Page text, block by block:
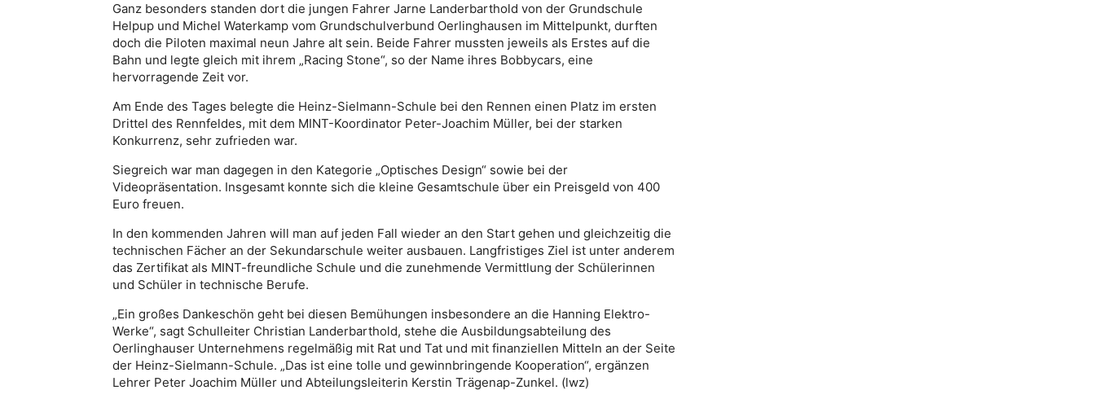
Ganz besonders standen dort die jungen Fahrer Jarne Landerbarthold von der Grundschule
Helpup und Michel Waterkamp vom Grundschulverbund Oerlinghausen im Mittelpunkt, durften
doch die Piloten maximal neun Jahre alt sein. Beide Fahrer mussten jeweils als Erstes auf die
Bahn und legte gleich mit ihrem „Racing Stone“, so der Name ihres Bobbycars, eine
hervorragende Zeit vor.
Am Ende des Tages belegte die Heinz-Sielmann-Schule bei den Rennen einen Platz im ersten
Drittel des Rennfeldes, mit dem MINT-Koordinator Peter-Joachim Müller, bei der starken
Konkurrenz, sehr zufrieden war.
Siegreich war man dagegen in den Kategorie „Optisches Design“ sowie bei der
Videopräsentation. Insgesamt konnte sich die kleine Gesamtschule über ein Preisgeld von 400
Euro freuen.
In den kommenden Jahren will man auf jeden Fall wieder an den Start gehen und gleichzeitig die
technischen Fächer an der Sekundarschule weiter ausbauen. Langfristiges Ziel ist unter anderem
das Zertifikat als MINT-freundliche Schule und die zunehmende Vermittlung der Schülerinnen
und Schüler in technische Berufe.
„Ein großes Dankeschön geht bei diesen Bemühungen insbesondere an die Hanning Elektro-
Werke“, sagt Schulleiter Christian Landerbarthold, stehe die Ausbildungsabteilung des
Oerlinghauser Unternehmens regelmäßig mit Rat und Tat und mit finanziellen Mitteln an der Seite
der Heinz-Sielmann-Schule. „Das ist eine tolle und gewinnbringende Kooperation“, ergänzen
Lehrer Peter Joachim Müller und Abteilungsleiterin Kerstin Trägenap-Zunkel. (lwz)